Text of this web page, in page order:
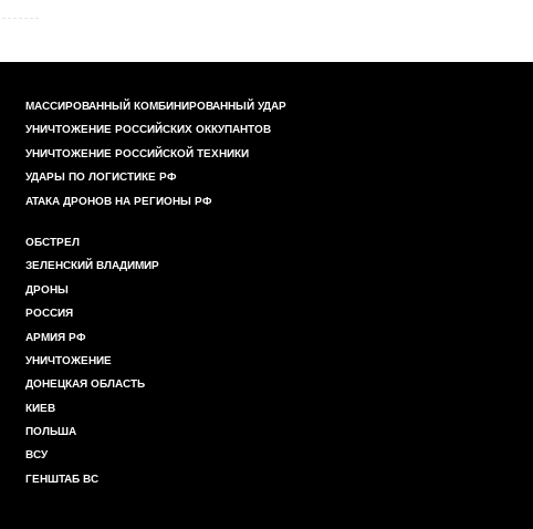
МАССИРОВАННЫЙ КОМБИНИРОВАННЫЙ УДАР
УНИЧТОЖЕНИЕ РОССИЙСКИХ ОККУПАНТОВ
УНИЧТОЖЕНИЕ РОССИЙСКОЙ ТЕХНИКИ
УДАРЫ ПО ЛОГИСТИКЕ РФ
АТАКА ДРОНОВ НА РЕГИОНЫ РФ
ОБСТРЕЛ
ЗЕЛЕНСКИЙ ВЛАДИМИР
ДРОНЫ
РОССИЯ
АРМИЯ РФ
УНИЧТОЖЕНИЕ
ДОНЕЦКАЯ ОБЛАСТЬ
КИЕВ
ПОЛЬША
ВСУ
ГЕНШТАБ ВС